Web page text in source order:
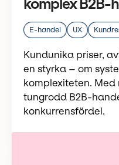
komplex B2B-
E-handel UX
Kundunika priser,
en styrka – om
komplexiteten.
tungrodd B2B-
konkurrensfördel.